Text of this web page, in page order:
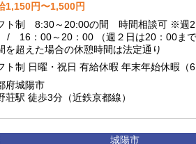
1,150円〜1,500円
ト制 8:30～20:00の間 時間相談可 ※週2
16：00～20：00 （週２日は20：00までの勤務あ
を超えた場合の休憩時間は法定通り
ト制 日曜・祝日 有給休暇 年末年始休暇（
府城陽市
荘駅 徒歩3分（近鉄京都線）
城陽市